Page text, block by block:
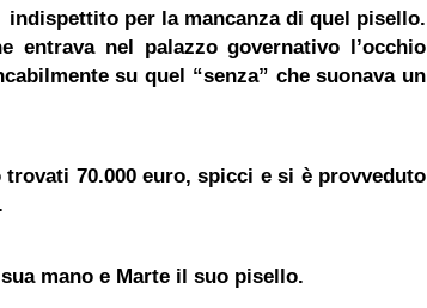
indispettito per la mancanza di quel pisello.
entrava nel palazzo governativo l’occhio
su quel “senza” che suonava un
70.000 euro, spicci e si è provveduto
mano e Marte il suo pisello.